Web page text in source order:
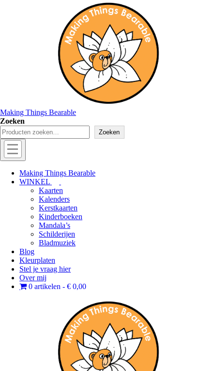
Making Things Bearable
Zoeken
Zoeken
Hoofd
navigatie
Menu
Making Things Bearable
WINKEL
Kaarten
Kalenders
Kerstkaarten
Kinderboeken
Mandala’s
Schilderijen
Bladmuziek
Blog
Kleurplaten
Stel je vraag hier
Over mij
0 artikelen
€ 0,00